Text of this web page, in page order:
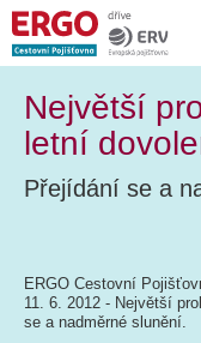
Největší
letní
Přejídání se a
ERGO Cestovní
11. 6. 2012 - Největší
se a nadměrné slunění.